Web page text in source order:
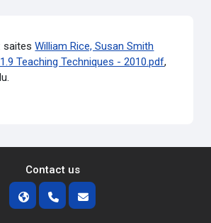
saitesWilliam Rice, Susan Smith
Teaching Techniques - 2010.pdf,
Contact us